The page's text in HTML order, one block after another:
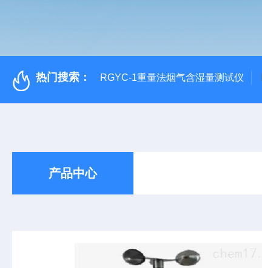
热门搜索： RGYC-1重量法烟气含湿量测试仪
产品中心